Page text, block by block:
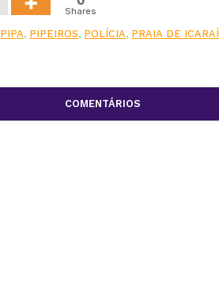
Shares
PIPA, PIPEIROS, POLÍCIA, PRAIA DE ICARAÍ
COMENTÁRIOS